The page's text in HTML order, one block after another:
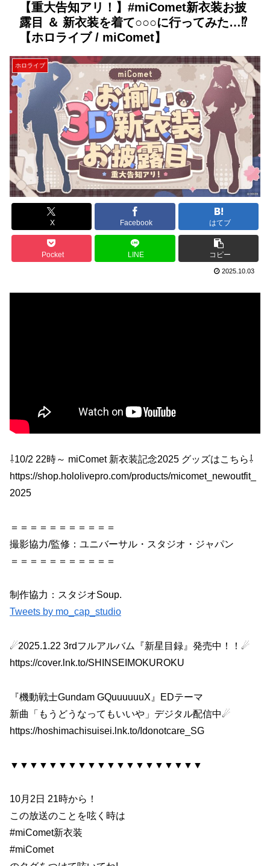
【重大告知アリ！】#miComet新衣装お披
露目 ＆ 新衣装を着て○○○に行ってみた…⁉
【ホロライブ / miComet】
ホロライブ
X Facebook はてブ
Pocket LINE コピー
2025.10.03
⇩10/2 22時～ miComet 新衣装記念2025 グッズはこちら⇩
https://shop.hololivepro.com/products/micomet_newoutfit_
2025
＝＝＝＝＝＝＝＝＝＝＝
撮影協力/監修：ユニバーサル・スタジオ・ジャパン
＝＝＝＝＝＝＝＝＝＝＝
制作協力：スタジオSoup.
Tweets by mo_cap_studio
☄2025.1.22 3rdフルアルバム『新星目録』発売中！！☄
https://cover.lnk.to/SHINSEIMOKUROKU
『機動戦士Gundam GQuuuuuuX』EDテーマ
新曲「もうどうなってもいいや」デジタル配信中☄
https://hoshimachisuisei.lnk.to/Idonotcare_SG
▼▼▼▼▼▼▼▼▼▼▼▼▼▼▼▼▼▼▼▼
10月2日 21時から！
この放送のことを呟く時は
#miComet新衣装
#miComet